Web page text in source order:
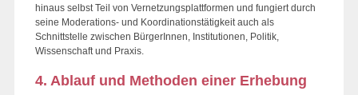
hinaus selbst Teil von Vernetzungsplattformen und fungiert durch
seine Moderations- und Koordinationstätigkeit auch als
Schnittstelle zwischen BürgerInnen, Institutionen, Politik,
Wissenschaft und Praxis.
4. Ablauf und Methoden einer Erhebung